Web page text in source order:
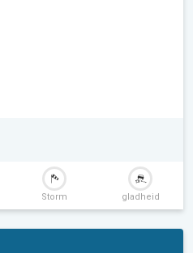
Storm gladheid